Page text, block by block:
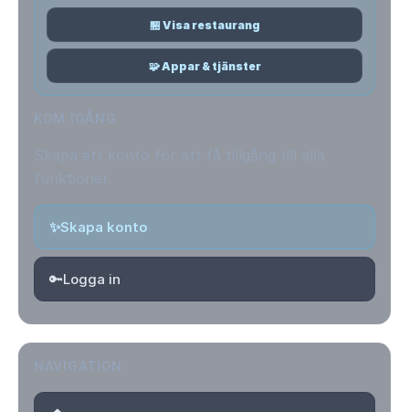
🏪 Visa restaurang
🧩 Appar & tjänster
✨Skapa konto
🔑Logga in